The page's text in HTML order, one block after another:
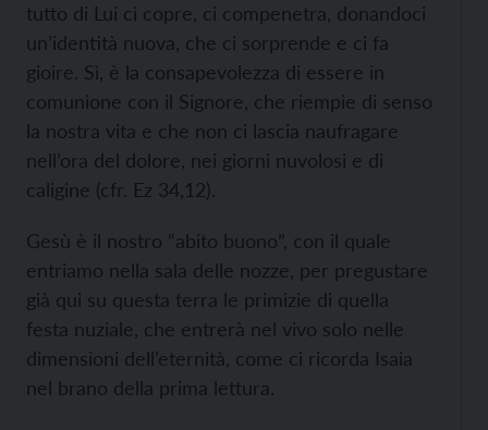
tutto di Lui ci copre, ci compenetra, donandoci
un’identità nuova, che ci sorprende e ci fa
gioire. Sì, è la consapevolezza di essere in
comunione con il Signore, che riempie di senso
la nostra vita e che non ci lascia naufragare
nell’ora del dolore, nei giorni nuvolosi e di
caligine (cfr. Ez 34,12).
Gesù è il nostro “abito buono”, con il quale
entriamo nella sala delle nozze, per pregustare
già qui su questa terra le primizie di quella
festa nuziale, che entrerà nel vivo solo nelle
dimensioni dell’eternità, come ci ricorda Isaia
nel brano della prima lettura.